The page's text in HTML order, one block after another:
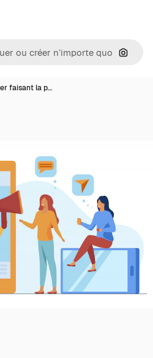
faisant la p…